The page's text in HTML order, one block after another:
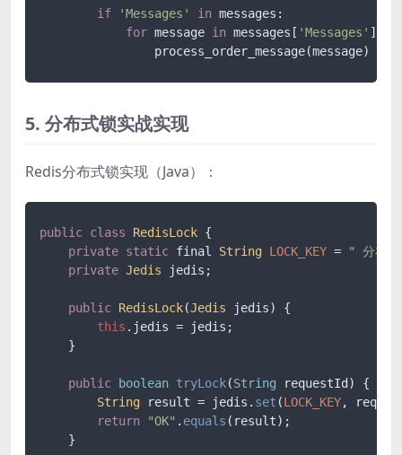
if 'Messages' in messages:
for message in messages[ 'Messages' ]:
                process_order_message(message)
5. 分布式锁实战实现
Redis分布式锁实现（Java）：
public class RedisLock {
private static final String LOCK_KEY =
" 分布
private Jedis jedis;
public RedisLock(Jedis jedis) {
this . jedis = jedis;
    }
public boolean tryLock(String requestId ) {
String result = jedis. set (LOCK_KEY,
return
"OK" . equals (result);
    }